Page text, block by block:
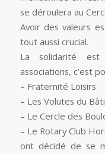
se déroulera au
Avoir des valeurs
tout aussi crucial.
La solidarité
associations, c’est
– Fraternité Loisirs
– Les Volutes du
– Le Cercle des
– Le Rotary Club
ont décidé de se